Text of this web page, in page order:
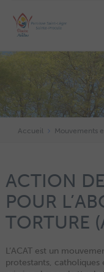
Accueil Mouvements
ACTION
POUR
TORTURE
L’ACAT est un
protestants, catholiques